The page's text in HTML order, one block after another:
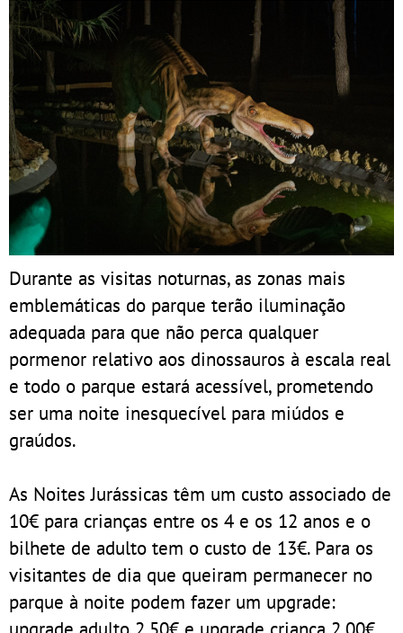
Durante as visitas noturnas, as zonas mais
emblemáticas do parque terão iluminação
adequada para que não perca qualquer
pormenor relativo aos dinossauros à escala real
e todo o parque estará acessível, prometendo
ser uma noite inesquecível para miúdos e
graúdos.
As Noites Jurássicas têm um custo associado de
10€ para crianças entre os 4 e os 12 anos e o
bilhete de adulto tem o custo de 13€. Para os
visitantes de dia que queiram permanecer no
parque à noite podem fazer um upgrade: